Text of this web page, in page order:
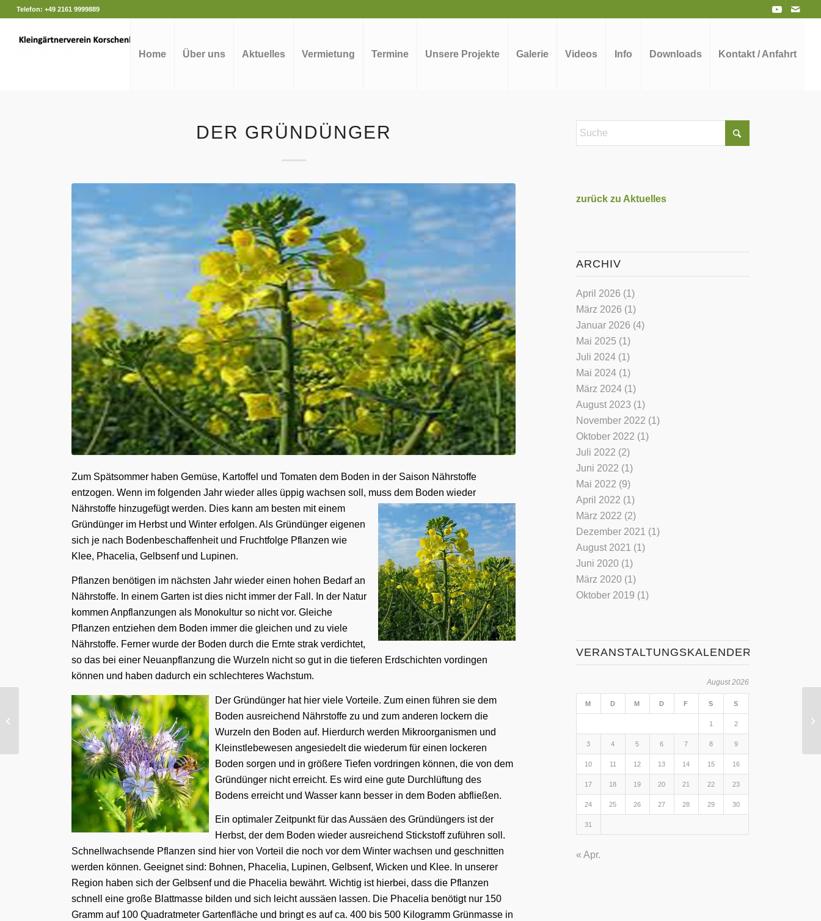
Telefon: +49 2161 9999889
Home Über uns Aktuelles Vermietung Termine Unsere Projekte Galerie Videos Info Downloads Kontakt / Anfahrt
DER GRÜNDÜNGER
Zum Spätsommer haben Gemüse, Kartoffel und Tomaten dem Boden in der Saison Nährstoffe
entzogen. Wenn im folgenden Jahr wieder alles üppig wachsen soll, muss dem Boden wieder
Nährstoffe hinzugefügt werden. Dies kann am besten mit einem
Gründünger im Herbst und Winter erfolgen. Als Gründünger eigenen
sich je nach Bodenbeschaffenheit und Fruchtfolge Pflanzen wie
Klee, Phacelia, Gelbsenf und Lupinen.
Pflanzen benötigen im nächsten Jahr wieder einen hohen Bedarf an
Nährstoffe. In einem Garten ist dies nicht immer der Fall. In der Natur
kommen Anpflanzungen als Monokultur so nicht vor. Gleiche
Pflanzen entziehen dem Boden immer die gleichen und zu viele
Nährstoffe. Ferner wurde der Boden durch die Ernte strak verdichtet,
so das bei einer Neuanpflanzung die Wurzeln nicht so gut in die tieferen Erdschichten vordingen
können und haben dadurch ein schlechteres Wachstum.
Der Gründünger hat hier viele Vorteile. Zum einen führen sie dem
Boden ausreichend Nährstoffe zu und zum anderen lockern die
Wurzeln den Boden auf. Hierdurch werden Mikroorganismen und
Kleinstlebewesen angesiedelt die wiederum für einen lockeren
Boden sorgen und in größere Tiefen vordringen können, die von dem
Gründünger nicht erreicht. Es wird eine gute Durchlüftung des
Bodens erreicht und Wasser kann besser in dem Boden abfließen.
Ein optimaler Zeitpunkt für das Aussäen des Gründüngers ist der
Herbst, der dem Boden wieder ausreichend Stickstoff zuführen soll.
Schnellwachsende Pflanzen sind hier von Vorteil die noch vor dem Winter wachsen und geschnitten
werden können. Geeignet sind: Bohnen, Phacelia, Lupinen, Gelbsenf, Wicken und Klee. In unserer
Region haben sich der Gelbsenf und die Phacelia bewährt. Wichtig ist hierbei, dass die Pflanzen
schnell eine große Blattmasse bilden und sich leicht aussäen lassen. Die Phacelia benötigt nur 150
Gramm auf 100 Quadratmeter Gartenfläche und bringt es auf ca. 400 bis 500 Kilogramm Grünmasse in
zurück zu Aktuelles
ARCHIV
April 2026 (1)
März 2026 (1)
Januar 2026 (4)
Mai 2025 (1)
Juli 2024(1)
Mai 2024(1)
März 2024(1)
August 2023 (1)
November 2022 (1)
Oktober 2022 (1)
Juli 2022 (2)
Juni 2022 (1)
Mai 2022 (9)
April 2022 (1)
März 2022 (2)
Dezember 2021 (1)
August 2021 (1)
Juni 2020(1)
März 2020(1)
Oktober 2019 (1)
VERANSTALTUNGSKALENDER
August 2026
M D M D F S S
1 2
3 4 5 6 7 8 9
10 11 12 13 14 15 16
17 18 19 20 21 22 23
24 25 26 27 28 29 30
31
« Apr.
Das Treibhaus